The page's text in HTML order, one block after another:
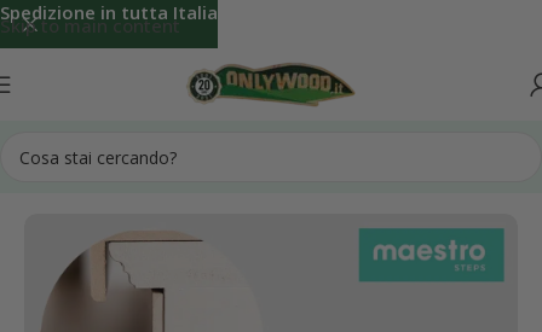
Skip to main content
Spedizione in tutta Italia